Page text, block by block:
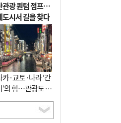
관광 퀀텀 점프…
도시서 길을 찾다
카·교토·나라 ‘간
’의 힘…관광도 뭉
흥한다